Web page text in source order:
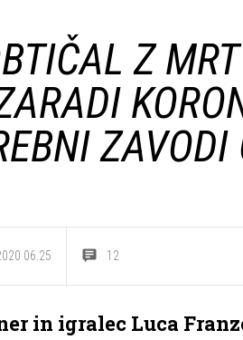
Z
06.25 12
in igralec Luca